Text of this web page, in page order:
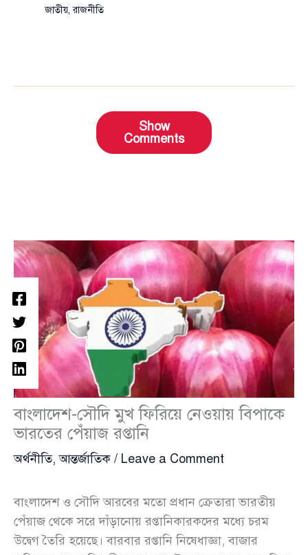
জাতীয়,রাজনীতি
Show
Comments
বাংলাদেশ-সৌদি মুখ ফিরিয়ে নেওয়ায় বিপাকে
ভারতের পেঁয়াজ রপ্তানি
অর্থনীতি,আন্তর্জাতিক / Leave a Comment
বাংলাদেশ ও সৌদি আরবের মতো প্রধান ক্রেতারা ভারতীয়
পেঁয়াজ থেকে সরে দাঁড়ানোয় রপ্তানিকারকদের মধ্যে চরম
উদ্বেগ তৈরি হয়েছে। বারবার রপ্তানি নিষেধাজ্ঞা, বাজার